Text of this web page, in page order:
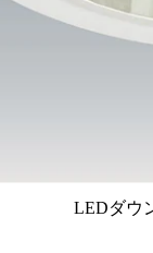
LEDダウ